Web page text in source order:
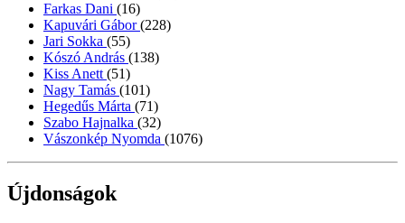
Farkas Dani (16)
Kapuvári Gábor(228)
Jari Sokka (55)
Kószó András (138)
Kiss Anett (51)
Nagy Tamás (101)
Hegedűs Márta (71)
Szabo Hajnalka (32)
Vászonkép Nyomda (1076)
Újdonságok